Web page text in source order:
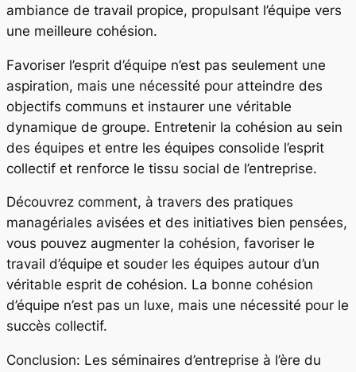
ambiance de travail propice, propulsant l’équipe vers
une meilleure cohésion.
Favoriser l’esprit d’équipe n’est pas seulement une
aspiration, mais une nécessité pour atteindre des
objectifs communs et instaurer une véritable
dynamique de groupe. Entretenir la cohésion au sein
des équipes et entre les équipes consolide l’esprit
collectif et renforce le tissu social de l’entreprise.
Découvrez comment, à travers des pratiques
managériales avisées et des initiatives bien pensées,
vous pouvez augmenter la cohésion, favoriser le
travail d’équipe et souder les équipes autour d’un
véritable esprit de cohésion. La bonne cohésion
d’équipe n’est pas un luxe, mais une nécessité pour le
succès collectif.
Conclusion: Les séminaires d’entreprise à l’ère du